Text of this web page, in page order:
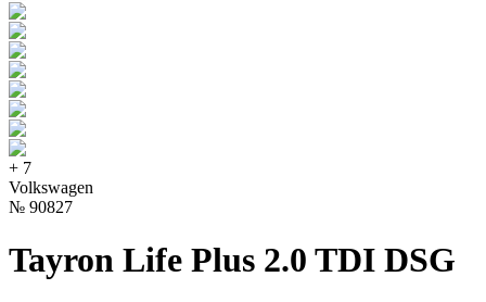
+ 7
Volkswagen
№ 90827
Tayron Life Plus 2.0 TDI DSG